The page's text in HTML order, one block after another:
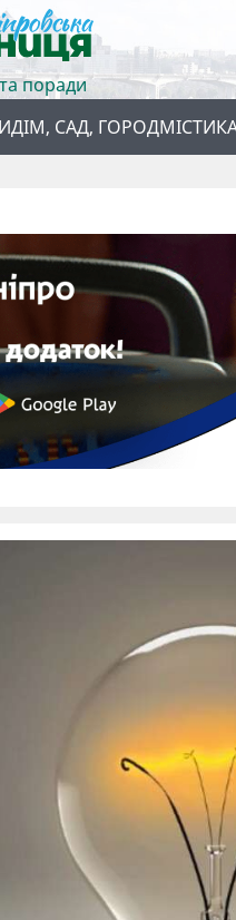
поради
ДІМ, САД, ГОРОД